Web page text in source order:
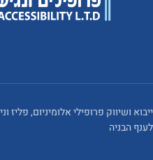
ייבוא ושיווק פרופילי אלומיניום,
לענף הבניה